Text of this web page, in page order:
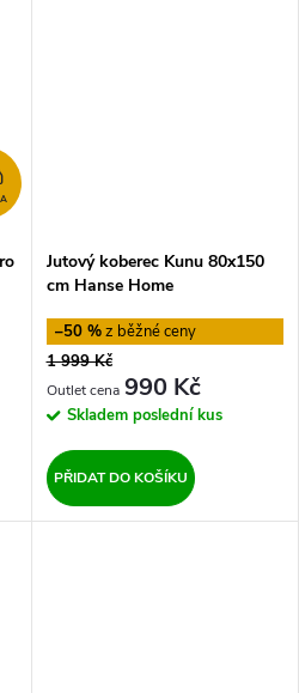
ZDARMA
Jutový koberec Kunu 80x150
cm Hanse Home
–50 %
1 999 Kč
990 Kč
Skladem poslední kus
PŘIDAT DO KOŠÍKU